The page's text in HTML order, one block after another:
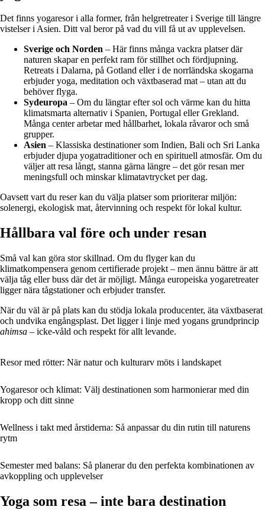
Det finns yogaresor i alla former, från helgretreater i Sverige till längre
vistelser i Asien. Ditt val beror på vad du vill få ut av upplevelsen.
Sverige och Norden – Här finns många vackra platser där
naturen skapar en perfekt ram för stillhet och fördjupning.
Retreats i Dalarna, på Gotland eller i de norrländska skogarna
erbjuder yoga, meditation och växtbaserad mat – utan att du
behöver flyga.
Sydeuropa – Om du längtar efter sol och värme kan du hitta
klimatsmarta alternativ i Spanien, Portugal eller Grekland.
Många center arbetar med hållbarhet, lokala råvaror och små
grupper.
Asien – Klassiska destinationer som Indien, Bali och Sri Lanka
erbjuder djupa yogatraditioner och en spirituell atmosfär. Om du
väljer att resa långt, stanna gärna längre – det gör resan mer
meningsfull och minskar klimatavtrycket per dag.
Oavsett vart du reser kan du välja platser som prioriterar miljön:
solenergi, ekologisk mat, återvinning och respekt för lokal kultur.
Hållbara val före och under resan
Små val kan göra stor skillnad. Om du flyger kan du
klimatkompensera genom certifierade projekt – men ännu bättre är att
välja tåg eller buss där det är möjligt. Många europeiska yogaretreater
ligger nära tågstationer och erbjuder transfer.
När du väl är på plats kan du stödja lokala producenter, äta växtbaserat
och undvika engångsplast. Det ligger i linje med yogans grundprincip
ahimsa – icke-våld och respekt för allt levande.
Resor med rötter: När natur och kulturarv möts i landskapet
Yogaresor och klimat: Välj destinationen som harmonierar med din
kropp och ditt sinne
Wellness i takt med årstiderna: Så anpassar du din rutin till naturens
rytm
Semester med balans: Så planerar du den perfekta kombinationen av
avkoppling och upplevelser
Yoga som resa – inte bara destination